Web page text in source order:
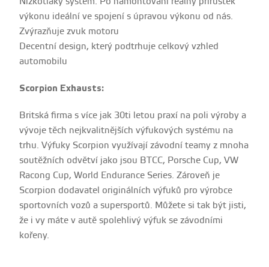
výkonu ideální ve spojení s úpravou výkonu od nás.
Zvýrazňuje zvuk motoru
Decentní design, který podtrhuje celkový vzhled
automobilu
Scorpion Exhausts:
Britská firma s více jak 30ti letou praxí na poli výroby a
vývoje těch nejkvalitnějších výfukových systému na
trhu. Výfuky Scorpion využívají závodní teamy z mnoha
soutěžních odvětví jako jsou BTCC, Porsche Cup, VW
Racong Cup, World Endurance Series. Zároveň je
Scorpion dodavatel originálních výfuků pro výrobce
sportovních vozů a supersportů. Můžete si tak být jisti,
že i vy máte v autě spolehlivý výfuk se závodními
kořeny.